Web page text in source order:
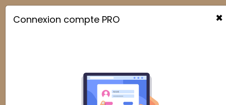
 ×
Connexion compte PRO